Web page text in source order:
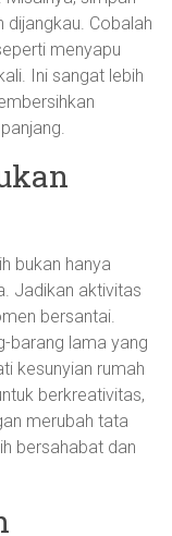
dijangkau. Cobalah
menyapu
Ini sangat lebih
bukan hanya
Jadikan aktivitas
bersantai.
barang lama yang
kesunyian rumah
berkreativitas,
merubah tata
bersahabat dan